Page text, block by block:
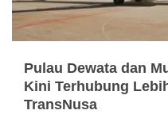
Pulau Dewata dan
Kini Terhubung
TransNusa